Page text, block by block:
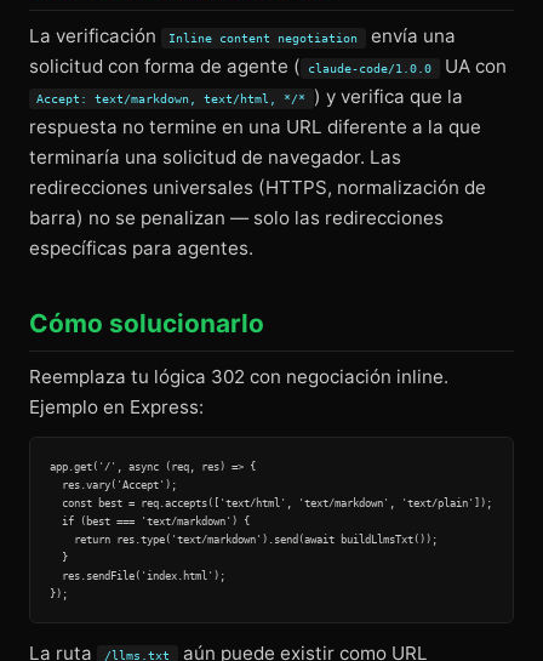
La verificación Inline content negotiation
envía una
solicitud con forma de agente (
claude-code/1.0.0 UA con
Accept: text/markdown, text/html, */*
) y verifica que la
respuesta no termine en una URL diferente a la que
terminaría una solicitud de navegador. Las
redirecciones universales (HTTPS, normalización de
barra) no se penalizan — solo las redirecciones
específicas para agentes.
Cómo solucionarlo
Reemplaza tu lógica 302 con negociación inline.
Ejemplo en Express:
app.get('/', async (req, res) => {
  res.vary('Accept');
  const best = req.accepts(['text/html', 'text/markdown', 'text/plain']);
  if (best === 'text/markdown') {
    return res.type('text/markdown').send(await buildLlmsTxt());
  }
  res.sendFile('index.html');
La ruta /llms.txt
aún puede existir como URL